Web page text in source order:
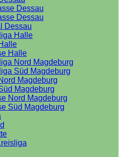
Dessau
Dessau
Dessau
Halle
Halle
Nord Magdeburg
Süd Magdeburg
Magdeburg
Magdeburg
Nord Magdeburg
Süd Magdeburg